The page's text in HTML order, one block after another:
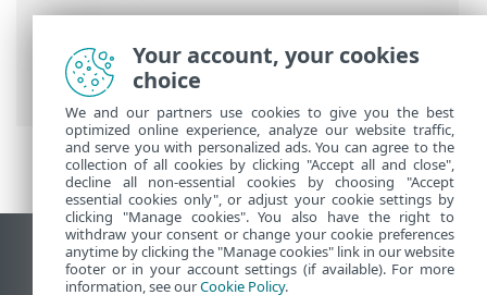
Business Security>ESET Small Business
Securityの操作> アップデート
デスクトップサイトの表示
End of Life
Your account, your cookies
choice
We and our partners use cookies to give you the best
optimized online experience, analyze our website traffic,
and serve you with personalized ads. You can agree to the
collection of all cookies by clicking "Accept all and close",
decline all non-essential cookies by choosing "Accept
essential cookies only", or adjust your cookie settings by
clicking "Manage cookies". You also have the right to
withdraw your consent or change your cookie preferences
anytime by clicking the "Manage cookies" link in our website
footer or in your account settings (if available). For more
information, see ourCookie Policy.